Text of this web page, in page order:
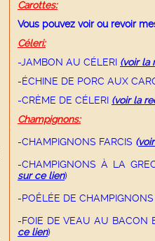
Carottes:
Vous pouvez voir ou revoir
Céleri:
-JAMBON AU CÉLERI (voir la
-ÉCHINE DE PORC AUX
-CRÈME DE CÉLERI (voir la
Champignons:
-CHAMPIGNONS FARCIS (
-CHAMPIGNONS À LA
sur ce lien)
-POÊLÉE DE
-FOIE DE VEAU AU BACON
ce lien)